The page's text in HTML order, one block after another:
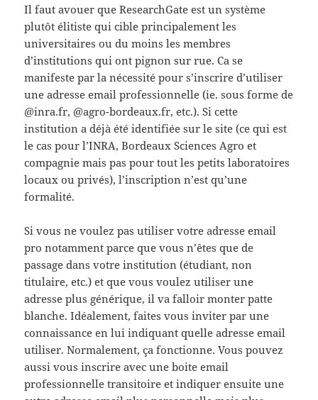
Il faut avouer que ResearchGate est un système
plutôt élitiste qui cible principalement les
universitaires ou du moins les membres
d’institutions qui ont pignon sur rue. Ca se
manifeste par la nécessité pour s’inscrire d’utiliser
une adresse email professionnelle (ie. sous forme de
@inra.fr, @agro-bordeaux.fr, etc.). Si cette
institution a déjà été identifiée sur le site (ce qui est
le cas pour l’INRA, Bordeaux Sciences Agro et
compagnie mais pas pour tout les petits laboratoires
locaux ou privés), l’inscription n’est qu’une
formalité.
Si vous ne voulez pas utiliser votre adresse email
pro notamment parce que vous n’êtes que de
passage dans votre institution (étudiant, non
titulaire, etc.) et que vous voulez utiliser une
adresse plus générique, il va falloir monter patte
blanche. Idéalement, faites vous inviter par une
connaissance en lui indiquant quelle adresse email
utiliser. Normalement, ça fonctionne. Vous pouvez
aussi vous inscrire avec une boite email
professionnelle transitoire et indiquer ensuite une